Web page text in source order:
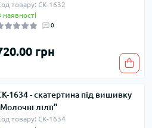
товару: СК-1632
наявності
0
грн
1634 - скатертина під вишивку
лілії"
товару: СК-1634